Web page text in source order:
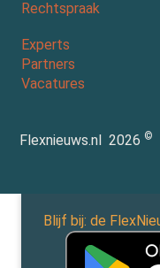
Rechtspraak
Experts
Partners
Vacatures
Flexnieuws.nl 2026 ©
Blijf bij: de